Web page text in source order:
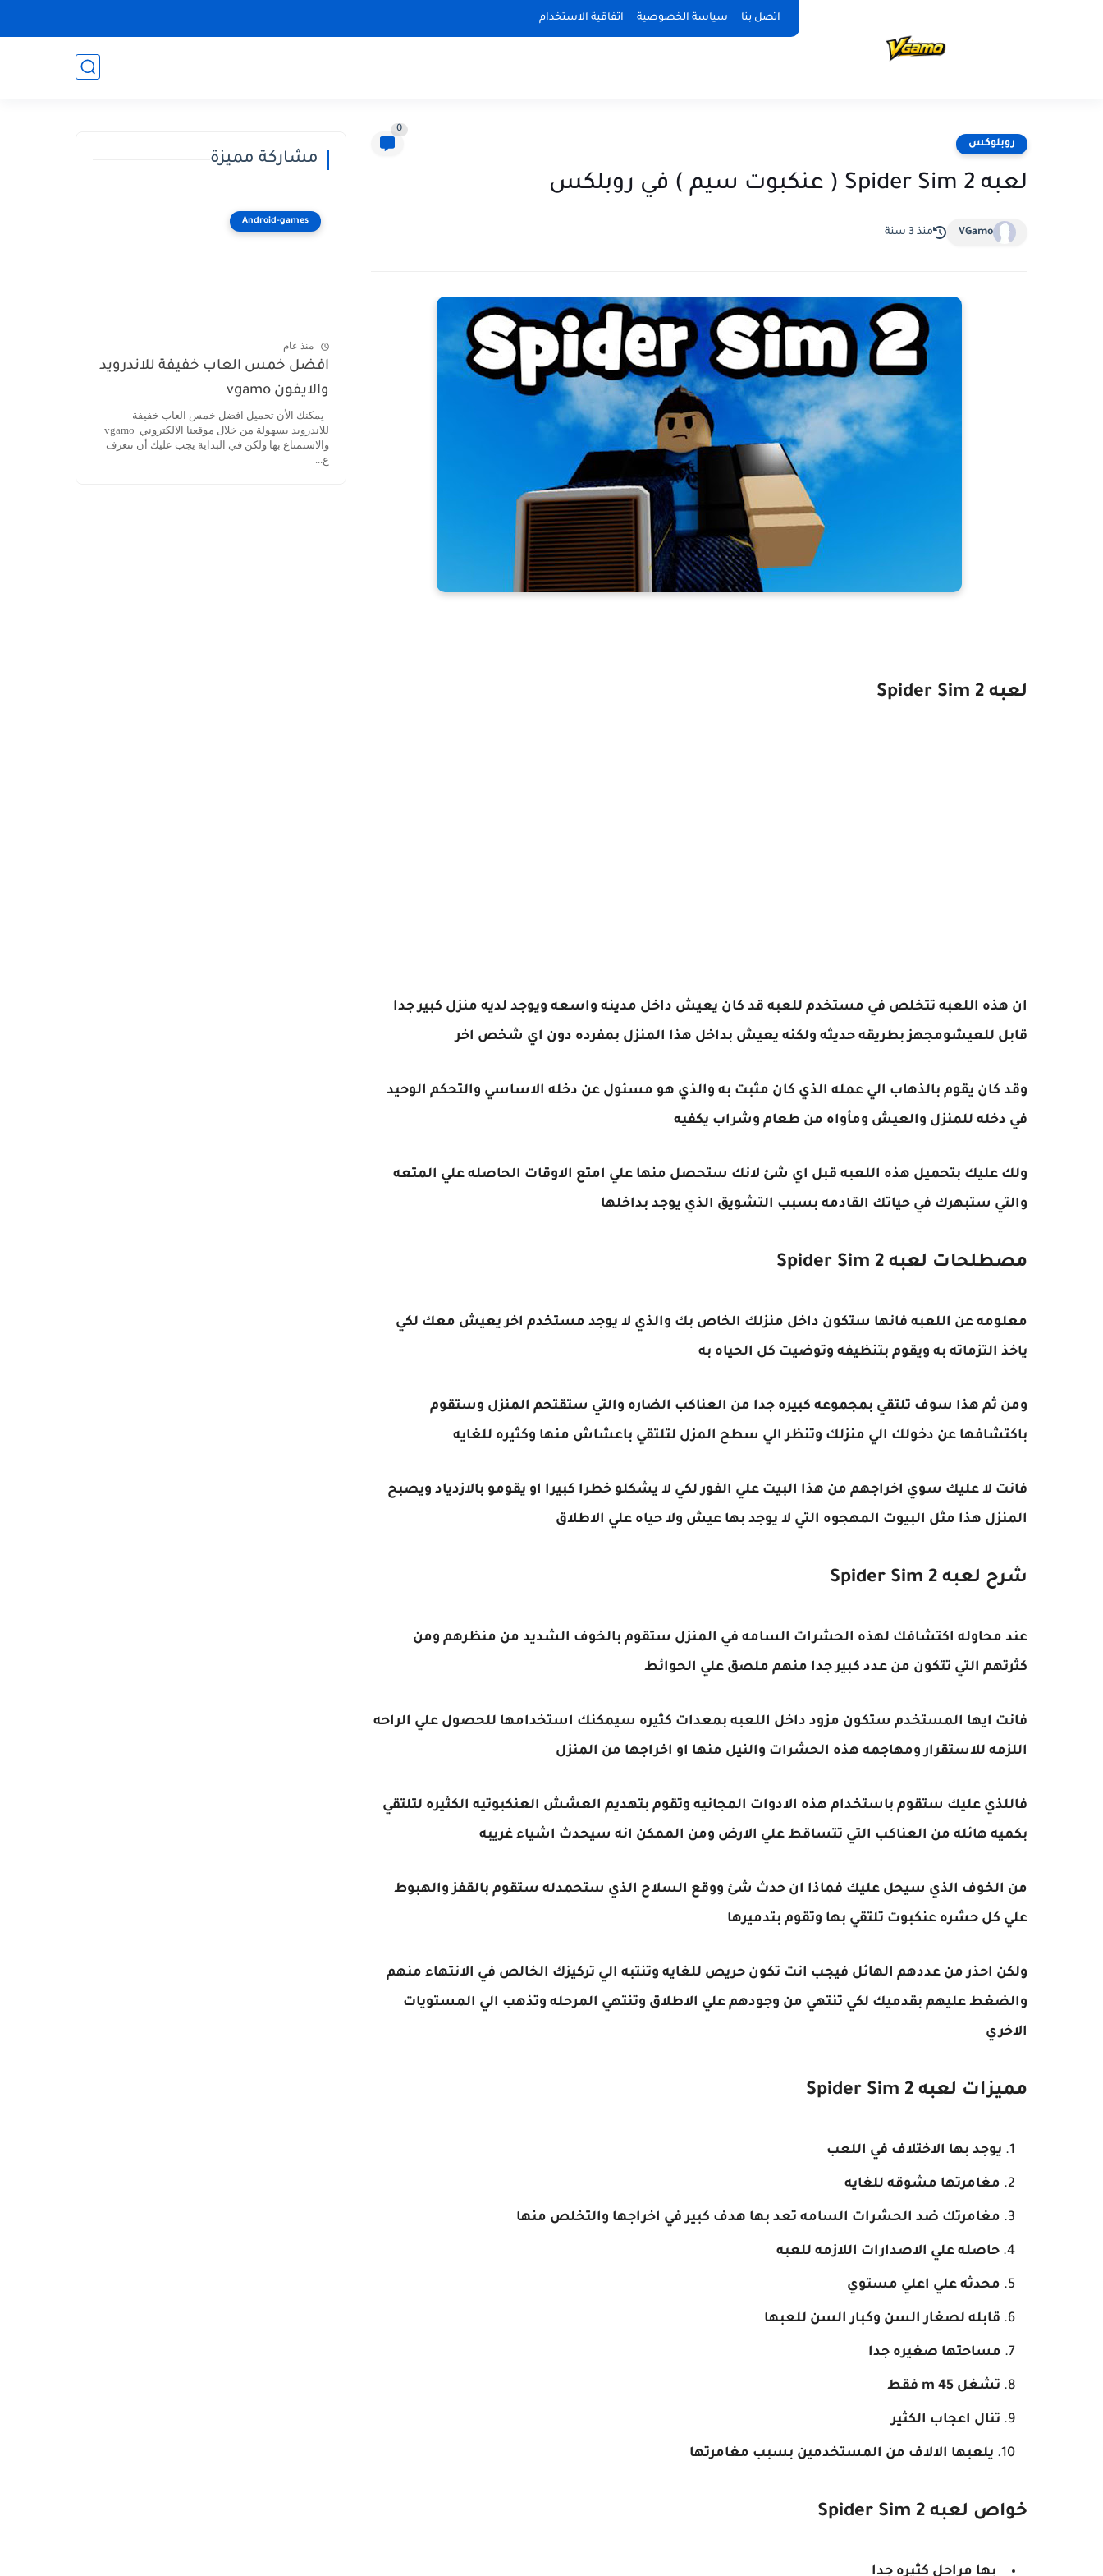
اتصل بنا سياسة الخصوصية اتفاقية الاستخدام
روبلوكس
0
لعبه Spider Sim 2 ( عنكبوت سيم ) في روبلكس
VGamo منذ 3 سنة
لعبه Spider Sim 2
ان هذه اللعبه تتخلص في مستخدم للعبه قد كان يعيش داخل مدينه واسعه ويوجد لديه منزل كبير جدا
قابل للعيشومجهز بطريقه حديثه ولكنه يعيش بداخل هذا المنزل بمفرده دون اي شخص اخر
وقد كان يقوم بالذهاب الي عمله الذي كان مثبت به والذي هو مسئول عن دخله الاساسي والتحكم الوحيد
في دخله للمنزل والعيش ومأواه من طعام وشراب يكفيه
ولك عليك بتحميل هذه اللعبه قبل اي شئ لانك ستحصل منها علي امتع الاوقات الحاصله علي المتعه
والتي ستبهرك في حياتك القادمه بسبب التشويق الذي يوجد بداخلها
مصطلحات لعبه Spider Sim 2
معلومه عن اللعبه فانها ستكون داخل منزلك الخاص بك والذي لا يوجد مستخدم اخر يعيش معك لكي
ياخذ التزماته به ويقوم بتنظيفه وتوضيت كل الحياه به
ومن ثم هذا سوف تلتقي بمجموعه كبيره جدا من العناكب الضاره والتي ستقتحم المنزل وستقوم
باكتشافها عن دخولك الي منزلك وتنظر الي سطح المزل لتلتقي باعشاش منها وكثيره للغايه
فانت لا عليك سوي اخراجهم من هذا البيت علي الفور لكي لا يشكلو خطرا كبيرا او يقومو بالازدياد ويصبح
المنزل هذا مثل البيوت المهجوه التي لا يوجد بها عيش ولا حياه علي الاطلاق
شرح لعبه Spider Sim 2
عند محاوله اكتشافك لهذه الحشرات السامه في المنزل ستقوم بالخوف الشديد من منظرهم ومن
كثرتهم التي تتكون من عدد كبير جدا منهم ملصق علي الحوائط
فانت ايها المستخدم ستكون مزود داخل اللعبه بمعدات كثيره سيمكنك استخدامها للحصول علي الراحه
اللزمه للاستقرار ومهاجمه هذه الحشرات والنيل منها او اخراجها من المنزل
فاللذي عليك ستقوم باستخدام هذه الادوات المجانيه وتقوم بتهديم العشش العنكبوتيه الكثيره لتلتقي
بكميه هائله من العناكب التي تتساقط علي الارض ومن الممكن انه سيحدث اشياء غريبه
من الخوف الذي سيحل عليك فماذا ان حدث شئ ووقع السلاح الذي ستحمدله ستقوم بالقفز والهبوط
علي كل حشره عنكبوت تلتقي بها وتقوم بتدميرها
ولكن احذر من عددهم الهائل فيجب انت تكون حريص للغايه وتنتبه الي تركيزك الخالص في الانتهاء منهم
والضغط عليهم بقدميك لكي تنتهي من وجودهم علي الاطلاق وتنتهي المرحله وتذهب الي المستويات
الاخري
مميزات لعبه Spider Sim 2
يوجد بها الاختلاف في اللعب
مغامرتها مشوقه للغايه
مغامرتك ضد الحشرات السامه تعد بها هدف كبير في اخراجها والتخلص منها
حاصله علي الاصدارات اللازمه للعبه
محدثه علي اعلي مستوي
قابله لصغار السن وكبار السن للعبها
مساحتها صغيره جدا
تشغل 45 m فقط
تنال اعجاب الكثير
يلعبها الالاف من المستخدمين بسبب مغامرتها
خواص لعبه Spider Sim 2
بها مراحل كثيره جدا
مشاركة مميزة
Android-games
منذ عام
افضل خمس العاب خفيفة للاندرويد
والايفون vgamo
يمكنك الأن تحميل افضل خمس العاب خفيفة
للاندرويد بسهولة من خلال موقعنا الالكتروني vgamo
والاستمتاع بها ولكن في البداية يجب عليك أن تتعرف
ع...